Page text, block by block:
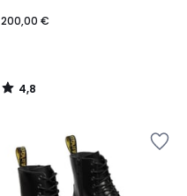
200,00 €
4,8
/